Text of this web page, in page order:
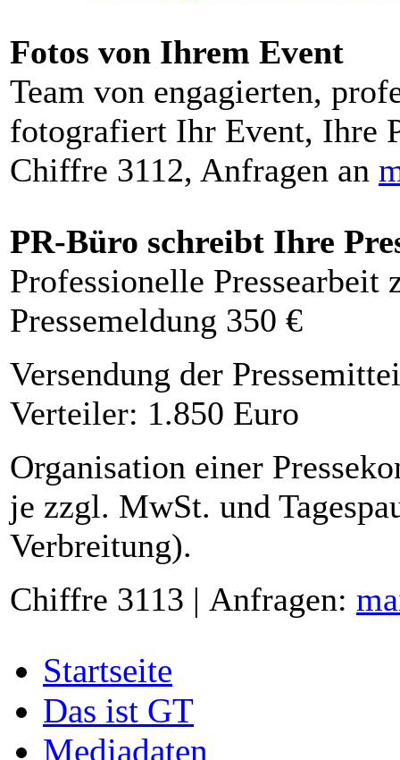
Fotos von Ihrem Event
Team von engagierten,
fotografiert Ihr Event, Ihre
Chiffre 3112, Anfragen an
PR-Büro schreibt Ihre
Professionelle Pressearbeit
Pressemeldung 350 €
Versendung der
Verteiler: 1.850 Euro
Organisation einer
je zzgl. MwSt. und
Verbreitung).
Chiffre 3113 | Anfragen:
Startseite
Das ist GT
Mediadaten